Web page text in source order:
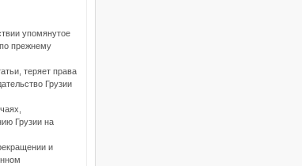
упомянутое
прежнему
теряет права
Грузии
Грузии на
и